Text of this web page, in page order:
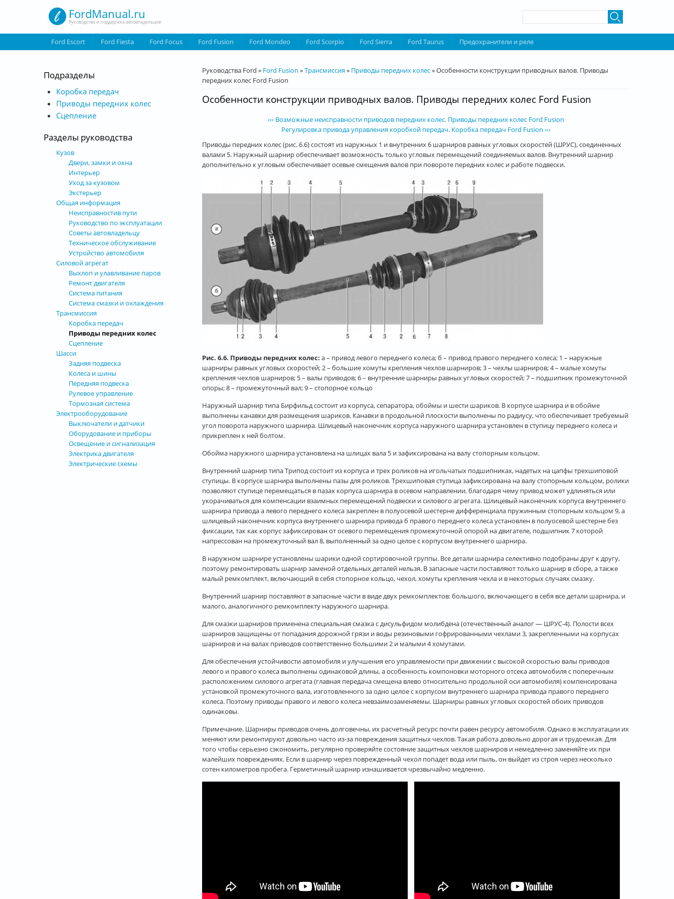
FordManual.ru
Руководства и поддержка автовладельцев
Ford Escort Ford Fiesta Ford Focus Ford Fusion Ford Mondeo Ford Scorpio Ford Sierra Ford Taurus Предохранители и реле
Вы здесь
Руководства Ford » Ford Fusion »Трансмиссия» Приводы передних колес»Особенности конструкции приводных валов. Приводы
передних колес Ford Fusion
Особенности конструкции приводных валов. Приводы передних колес Ford Fusion
‹‹‹ Возможные неисправности приводов передних колес. Приводы передних колес Ford Fusion
Регулировка привода управления коробкой передач. Коробка передач Ford Fusion ›››
Приводы передних колес (рис. 6.6) состоят из наружных 1 и внутренних 6 шарниров равных угловых скоростей (ШРУС), соединенных
валами 5. Наружный шарнир обеспечивает возможность только угловых перемещений соединяемых валов. Внутренний шарнир
дополнительно к угловым обеспечивает осевые смещения валов при повороте передних колес и работе подвески.
Рис. 6.6. Приводы передних колес: а – привод левого переднего колеса; б – привод правого переднего колеса; 1 – наружные
шарниры равных угловых скоростей; 2 – большие хомуты крепления чехлов шарниров; 3 – чехлы шарниров; 4 – малые хомуты
крепления чехлов шарниров; 5 – валы приводов; 6 – внутренние шарниры равных угловых скоростей; 7 – подшипник промежуточной
опоры; 8 – промежуточный вал; 9 – стопорное кольцо
Наружный шарнир типа Бирфильд состоит из корпуса, сепаратора, обоймы и шести шариков. В корпусе шарнира и в обойме
выполнены канавки для размещения шариков. Канавки в продольной плоскости выполнены по радиусу, что обеспечивает требуемый
угол поворота наружного шарнира. Шлицевый наконечник корпуса наружного шарнира установлен в ступицу переднего колеса и
прикреплен к ней болтом.
Обойма наружного шарнира установлена на шлицах вала 5 и зафиксирована на валу стопорным кольцом.
Внутренний шарнир типа Трипод состоит из корпуса и трех роликов на игольчатых подшипниках, надетых на цапфы трехшиповой
ступицы. В корпусе шарнира выполнены пазы для роликов. Трехшиповая ступица зафиксирована на валу стопорным кольцом, ролики
позволяют ступице перемещаться в пазах корпуса шарнира в осевом направлении, благодаря чему привод может удлиняться или
укорачиваться для компенсации взаимных перемещений подвески и силового агрегата. Шлицевый наконечник корпуса внутреннего
шарнира привода а левого переднего колеса закреплен в полуосевой шестерне дифференциала пружинным стопорным кольцом 9, а
шлицевый наконечник корпуса внутреннего шарнира привода б правого переднего колеса установлен в полуосевой шестерне без
фиксации, так как корпус зафиксирован от осевого перемещения промежуточной опорой на двигателе, подшипник 7 которой
напрессован на промежуточный вал 8, выполненный за одно целое с корпусом внутреннего шарнира.
В наружном шарнире установлены шарики одной сортировочной группы. Все детали шарнира селективно подобраны друг к другу,
поэтому ремонтировать шарнир заменой отдельных деталей нельзя. В запасные части поставляют только шарнир в сборе, а также
малый ремкомплект, включающий в себя стопорное кольцо, чехол, хомуты крепления чехла и в некоторых случаях смазку.
Внутренний шарнир поставляют в запасные части в виде двух ремкомплектов: большого, включающего в себя все детали шарнира, и
малого, аналогичного ремкомплекту наружного шарнира.
Для смазки шарниров применена специальная смазка с дисульфидом молибдена (отечественный аналог — ШРУС-4). Полости всех
шарниров защищены от попадания дорожной грязи и воды резиновыми гофрированными чехлами 3, закрепленными на корпусах
шарниров и на валах приводов соответственно большими 2 и малыми 4 хомутами.
Для обеспечения устойчивости автомобиля и улучшения его управляемости при движении с высокой скоростью валы приводов
левого и правого колеса выполнены одинаковой длины, а особенность компоновки моторного отсека автомобиля с поперечным
расположением силового агрегата (главная передача смещена влево относительно продольной оси автомобиля) компенсирована
установкой промежуточного вала, изготовленного за одно целое с корпусом внутреннего шарнира привода правого переднего
колеса. Поэтому приводы правого и левого колеса невзаимозаменяемы. Шарниры равных угловых скоростей обоих приводов
одинаковы.
Примечание. Шарниры приводов очень долговечны, их расчетный ресурс почти равен ресурсу автомобиля. Однако в эксплуатации их
меняют или ремонтируют довольно часто из-за повреждения защитных чехлов. Такая работа довольно дорогая и трудоемкая. Для
того чтобы серьезно сэкономить, регулярно проверяйте состояние защитных чехлов шарниров и немедленно заменяйте их при
малейших повреждениях. Если в шарнир через поврежденный чехол попадет вода или пыль, он выйдет из строя через несколько
сотен километров пробега. Герметичный шарнир изнашивается чрезвычайно медленно.
Подразделы
Коробка передач
Приводы передних колес
Сцепление
Разделы руководства
Кузов
Двери, замки и окна
Интерьер
Уход за кузовом
Экстерьер
Общая информация
Неисправностив пути
Руководство по эксплуатации
Советы автовладельцу
Техническое обслуживание
Устройство автомобиля
Силовой агрегат
Выхлоп и улавливание паров
Ремонт двигателя
Система питания
Система смазки и охлаждения
Трансмиссия
Коробка передач
Приводы передних колес
Сцепление
Шасси
Задняя подвеска
Колеса и шины
Передняя подвеска
Рулевое управление
Тормозная система
Электрооборудование
Выключатели и датчики
Оборудование и приборы
Освещение и сигнализация
Электрика двигателя
Электрические схемы